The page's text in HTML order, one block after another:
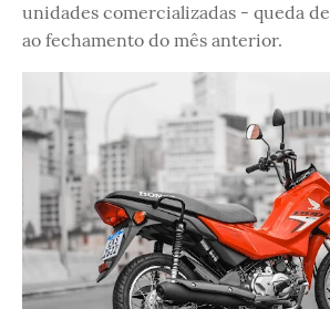
unidades comercializadas - queda de
ao fechamento do mês anterior.